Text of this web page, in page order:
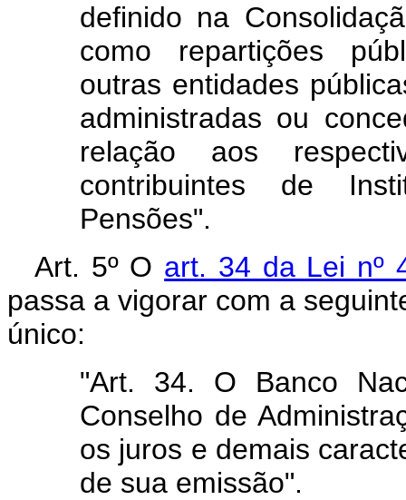
definido na
como repartições
outras entidades
administradas ou
relação aos
contribuintes de
Pensões".
Art. 5º O art. 34 da Lei nº
passa a vigorar com a
único:
"Art. 34. O Banco
Conselho de
os juros e demais
de sua emissão".